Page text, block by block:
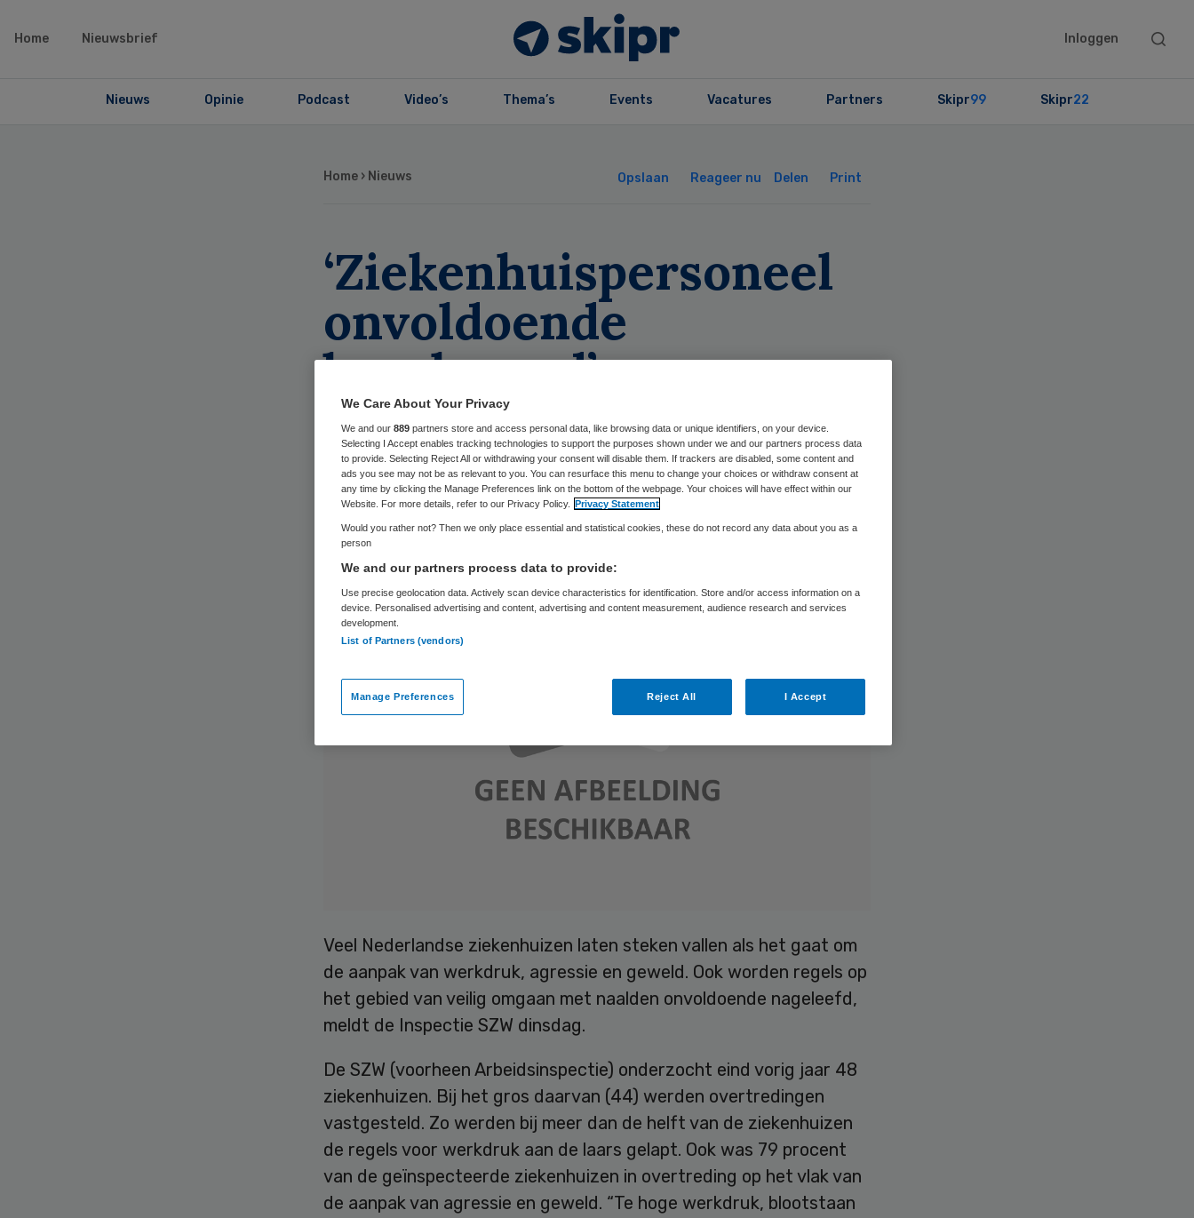
Home Nieuwsbrief Inloggen
Search
Nieuws Opinie Podcast Video’s Thema’s Events Vacatures Partners Skipr99 Skipr22
Home › Nieuws Opslaan Reageer nu Delen Print
‘Ziekenhuispersoneel
onvoldoende
beschermd’
Skipr Redactie 22 december 2015,14:11 50 keer gelezen
Veel Nederlandse ziekenhuizen laten steken vallen als het gaat om
de aanpak van werkdruk, agressie en geweld. Ook worden regels op
het gebied van veilig omgaan met naalden onvoldoende nageleefd,
meldt de Inspectie SZW dinsdag.
De SZW (voorheen Arbeidsinspectie) onderzocht eind vorig jaar 48
ziekenhuizen. Bij het gros daarvan (44) werden overtredingen
vastgesteld. Zo werden bij meer dan de helft van de ziekenhuizen
de regels voor werkdruk aan de laars gelapt. Ook was 79 procent
van de geïnspecteerde ziekenhuizen in overtreding op het vlak van
de aanpak van agressie en geweld. “Te hoge werkdruk, blootstaan
We Care About Your Privacy
We and our 889 partners store and access personal data, like browsing data or unique identifiers, on your device.
Selecting I Accept enables tracking technologies to support the purposes shown under we and our partners process data
to provide. Selecting Reject All or withdrawing your consent will disable them. If trackers are disabled, some content and
ads you see may not be as relevant to you. You can resurface this menu to change your choices or withdraw consent at
any time by clicking the Manage Preferences link on the bottom of the webpage. Your choices will have effect within our
Website. For more details, refer to our Privacy Policy.
Privacy Statement
Would you rather not? Then we only place essential and statistical cookies, these do not record any data about you as a
person
We and our partners process data to provide:
Use precise geolocation data. Actively scan device characteristics for identification. Store and/or access information on a
device. Personalised advertising and content, advertising and content measurement, audience research and services
development.
List of Partners (vendors)
Manage Preferences Reject All I Accept